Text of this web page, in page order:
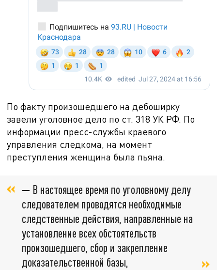
По факту произошедшего на дебоширку
завели уголовное дело по ст.318 УК РФ. По
информации пресс-службы краевого
управления следкома, на момент
преступления женщина была пьяна.
— В настоящее время по уголовному делу
следователем проводятся необходимые
следственные действия, направленные на
установление всех обстоятельств
произошедшего, сбор и закрепление
доказательственной базы,